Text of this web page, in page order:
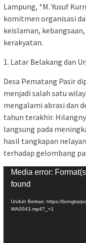
Lampung, *M. Yusuf
komitmen organisasi
keislaman,
kerakyatan.
1. Latar Belakang dan
Desa Pematang Pasir
menjadi salah satu
mengalami abrasi dan
tahun terakhir.
langsung pada
hasil tangkapan
terhadap gelombang
Pemutar
Video
Media error:
found
Unduh Berkas: https://
WA0043.mp4?_=1